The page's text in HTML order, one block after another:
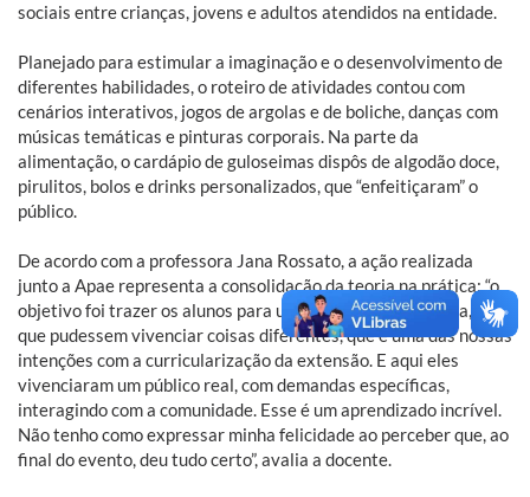
sociais entre crianças, jovens e adultos atendidos na entidade.
Planejado para estimular a imaginação e o desenvolvimento de
diferentes habilidades, o roteiro de atividades contou com
cenários interativos, jogos de argolas e de boliche, danças com
músicas temáticas e pinturas corporais. Na parte da
alimentação, o cardápio de guloseimas dispôs de algodão doce,
pirulitos, bolos e drinks personalizados, que “enfeitiçaram” o
público.
De acordo com a professora Jana Rossato, a ação realizada
junto a Apae representa a consolidação da teoria na prática: “o
objetivo foi trazer os alunos para uma experiência externa, para
que pudessem vivenciar coisas diferentes, que é uma das nossas
intenções com a curricularização da extensão. E aqui eles
vivenciaram um público real, com demandas específicas,
interagindo com a comunidade. Esse é um aprendizado incrível.
Não tenho como expressar minha felicidade ao perceber que, ao
final do evento, deu tudo certo”, avalia a docente.